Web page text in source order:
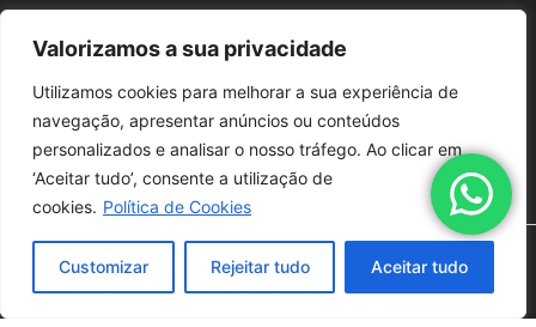
Valorizamos a sua privacidade
Utilizamos cookies para melhorar a sua experiência de
navegação, apresentar anúncios ou conteúdos
personalizados e analisar o nosso tráfego. Ao clicar em
‘Aceitar tudo’, consente a utilização de
cookies. Política de Cookies
Customizar Rejeitar tudo Aceitar tudo
Informações Legais
Política de privacidade
Termos e Condições
Política de Envio e Devoluções
Copyright © 2026 | Powered byAstra WordPress Theme